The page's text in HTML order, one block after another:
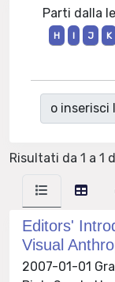
Parti dalla
H
I J K
o inserisci
Risultati da 1 a 1
Editors'
Visual
2007-01-01